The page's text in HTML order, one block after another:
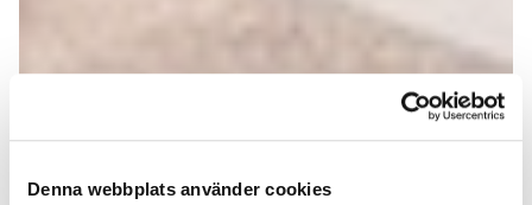
Denna webbplats använder cookies